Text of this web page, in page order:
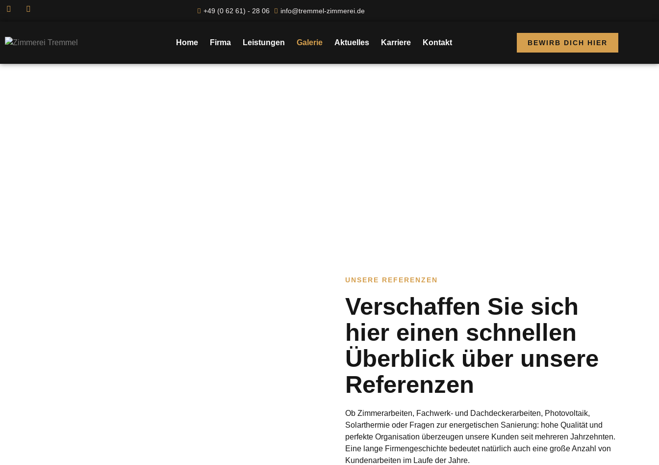
+49 (0 62 61) - 28 06 info@tremmel-zimmerei.de
Home Firma Leistungen Galerie Aktuelles Karriere Kontakt BEWIRB DICH HIER
UNSERE REFERENZEN
Verschaffen Sie sich
hier einen schnellen
Überblick über unsere
Referenzen
Ob Zimmerarbeiten, Fachwerk- und Dachdeckerarbeiten, Photovoltaik,
Solarthermie oder Fragen zur energetischen Sanierung: hohe Qualität und
perfekte Organisation überzeugen unsere Kunden seit mehreren Jahrzehnten.
Eine lange Firmengeschichte bedeutet natürlich auch eine große Anzahl von
Kundenarbeiten im Laufe der Jahre.